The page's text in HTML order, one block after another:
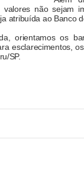
não sejam
atribuída ao Banco
orientamos os
esclarecimentos,
SP.